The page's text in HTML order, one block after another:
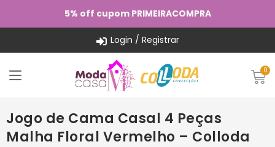
5% off cupom PRIMEIRACOMPRA
Login / Registrar
Jogo de Cama Casal 4 Peças
Malha Floral Vermelho – Colloda